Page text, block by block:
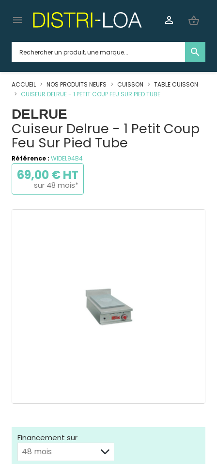
search
 shopping_basket

ACCUEIL NOS PRODUITS NEUFS CUISSON
TABLE CUISSON
CUISEUR DELRUE - 1 PETIT COUP FEU SUR PIED TUBE
DELRUE
Cuiseur Delrue - 1 Petit Coup
Feu Sur Pied Tube
Référence : WIDEL94B4
69,00 € HT
sur 48 mois*
Financement sur